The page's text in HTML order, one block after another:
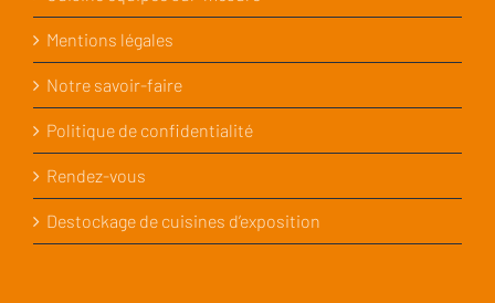
Mentions légales
Notre savoir-faire
Politique de confidentialité
Rendez-vous
Destockage de cuisines d’exposition